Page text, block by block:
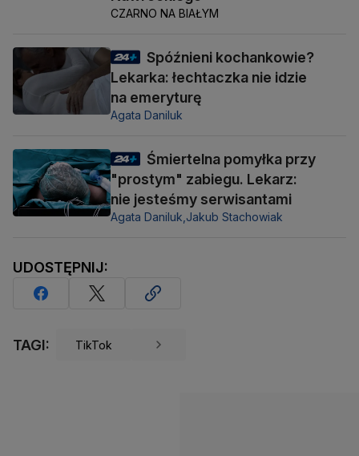
CZARNO NA BIAŁYM
Spóźnieni kochankowie?
Lekarka: łechtaczka nie idzie
na emeryturę
Agata Daniluk
Śmiertelna pomyłka przy
"prostym" zabiegu. Lekarz:
nie jesteśmy serwisantami
Agata Daniluk, Jakub Stachowiak
UDOSTĘPNIJ:
TAGI: TikTok